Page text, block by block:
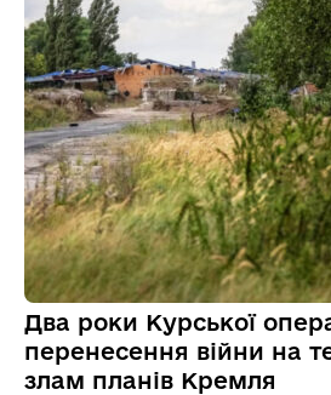
Два роки Курської
перенесення війни на
злам планів Кремля